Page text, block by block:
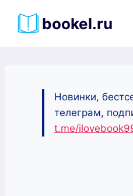
bookel.ru
Новинки,
телеграм,
t.me/